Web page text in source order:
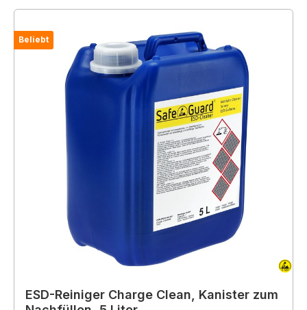
Beliebt
ESD-Reiniger Charge Clean, Kanister zum